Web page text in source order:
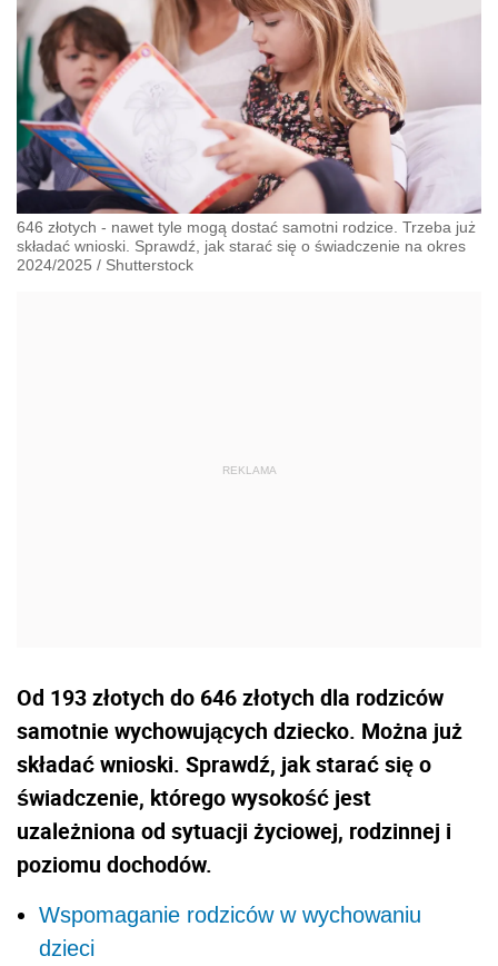
646 złotych - nawet tyle mogą dostać samotni rodzice. Trzeba już
składać wnioski. Sprawdź, jak starać się o świadczenie na okres
2024/2025 / Shutterstock
Od 193 złotych do 646 złotych dla rodziców
samotnie wychowujących dziecko. Można już
składać wnioski. Sprawdź, jak starać się o
świadczenie, którego wysokość jest
uzależniona od sytuacji życiowej, rodzinnej i
poziomu dochodów.
Wspomaganie rodziców w wychowaniu
dzieci